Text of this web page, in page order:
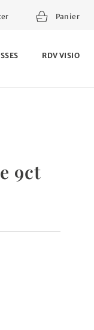
Panier
RDV VISIO
9ct